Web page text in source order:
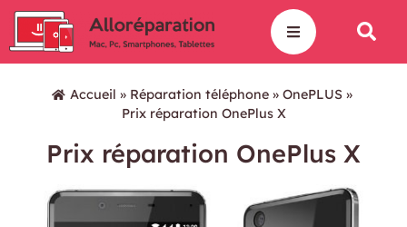
Accueil » Réparation téléphone» OnePLUS»
Prix réparation OnePlus X
Prix réparation OnePlus X